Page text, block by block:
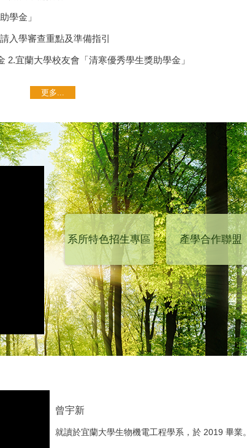
學金」
入學審查重點及準備指引
2.宜蘭大學校友會「清寒優秀學生獎助學金」
更多...
系所特色招生專區 產學合作聯盟
曾宇新
就讀於宜蘭大學生物機電工程學系，於 2019 畢業。